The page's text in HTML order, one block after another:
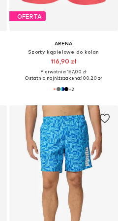
OFERTA
ARENA
Szorty kąpielowe do kolan
116,90 zł
Pierwotnie: 167,00 zł
Ostatnia najniższa cena:100,20 zł
+2